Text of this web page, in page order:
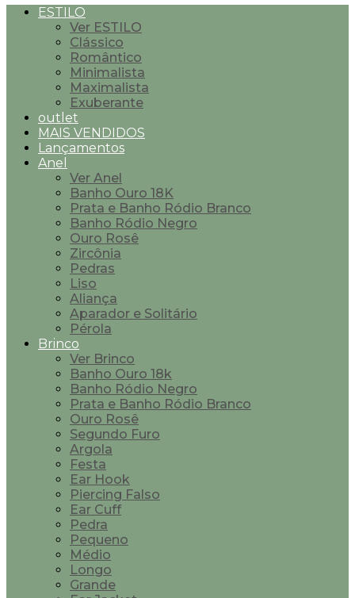
ESTILO
Ver ESTILO
Clássico
Romântico
Minimalista
Maximalista
Exuberante
outlet
MAIS VENDIDOS
Lançamentos
Anel
Ver Anel
Banho Ouro 18K
Prata e Banho Ródio Branco
Banho Ródio Negro
Ouro Rosê
Zircônia
Pedras
Liso
Aliança
Aparador e Solitário
Pérola
Brinco
Ver Brinco
Banho Ouro 18k
Banho Ródio Negro
Prata e Banho Ródio Branco
Ouro Rosê
Segundo Furo
Argola
Festa
Ear Hook
Piercing Falso
Ear Cuff
Pedra
Pequeno
Médio
Longo
Grande